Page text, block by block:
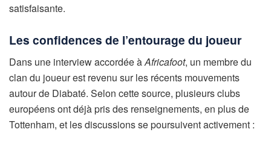
satisfaisante.
Les confidences de l’entourage du joueur
Dans une interview accordée àAfricafoot, un membre du
clan du joueur est revenu sur les récents mouvements
autour de Diabaté. Selon cette source, plusieurs clubs
européens ont déjà pris des renseignements, en plus de
Tottenham, et les discussions se poursuivent activement :